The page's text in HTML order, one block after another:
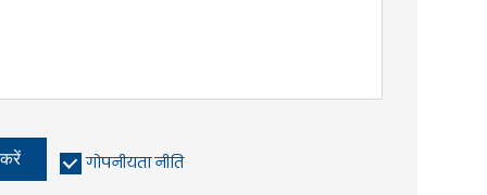
गोपनीयता नीति